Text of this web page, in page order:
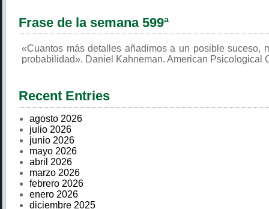
Frase de la semana 599ª
«Cuantos más detalles añadimos a un posible suceso,
probabilidad». Daniel Kahneman. American Psicological
Recent Entries
agosto 2026
julio 2026
junio 2026
mayo 2026
abril 2026
marzo 2026
febrero 2026
enero 2026
diciembre 2025